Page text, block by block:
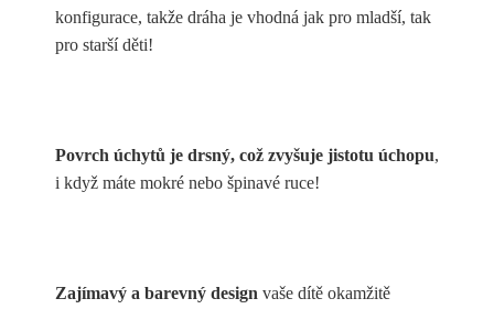
konfigurace, takže dráha je vhodná jak pro mladší, tak
pro starší děti!
Povrch úchytů je drsný, což zvyšuje jistotu úchopu,
i když máte mokré nebo špinavé ruce!
Zajímavý a barevný design vaše dítě okamžitě